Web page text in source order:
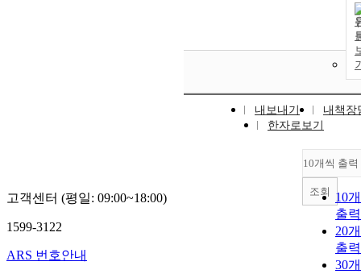
내보내기
내책장
한자로보기
10개씩 출력
10
출력
20
출력
30
조회
고객센터 (평일: 09:00~18:00)
1599-3122
ARS 번호안내